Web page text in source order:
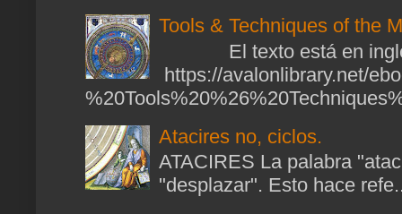
Tools & Techniques of the
El texto está en
https://avalonlibrary.net/
Atacires no, ciclos.
ATACIRES La palabra
"desplazar". Esto hace